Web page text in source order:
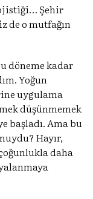
Şehir
de o mutfağın
döneme kadar
Yoğun
uygulama
düşünmemek
başladı. Ama bu
Hayır,
daha